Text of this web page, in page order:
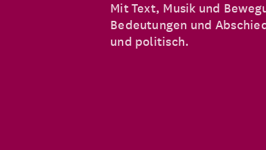
Mit Text, Musik und
Bedeutungen und
und politisch.